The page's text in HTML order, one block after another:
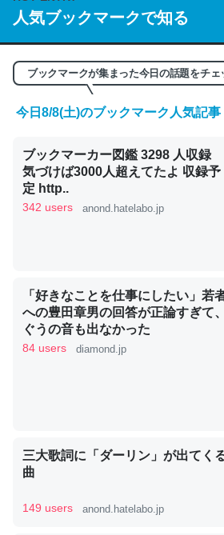
/064121
─GPTの仕組みと限界についての考察（１）
くらい。小説でいう「ずっと前の伏
ど、短期記憶というには多い分量。
かりやすく強くなりそう
─GPTの仕組みと限界についての考察（１
昆虫ってカルシウム少ないのか。知
コオロギのカルシウム分はエビの600
─ニュース :: 【研究発表】昆虫学の大問題＝
論文では「淡水はカルシウムも酸素
利だから両方が拮抗してるのでは」と
人気ブックマークで知る
ブックマークが集まった今日の話題をチェ
今日8/8(土)のブックマーク人気記事
ブックマーカー図鑑 3298 人収録
気づけば3000人超えてたよ 収録予
定 http..
342 users anond.hatelabo.jp
「好きなことを仕事にしたい」若
への豊田章男の回答が正論すぎて、
ぐうの音も出なかった
84 users diamond.jp
三大歌詞に「ダーリン」が出てく
曲
149 users anond.hatelabo.jp